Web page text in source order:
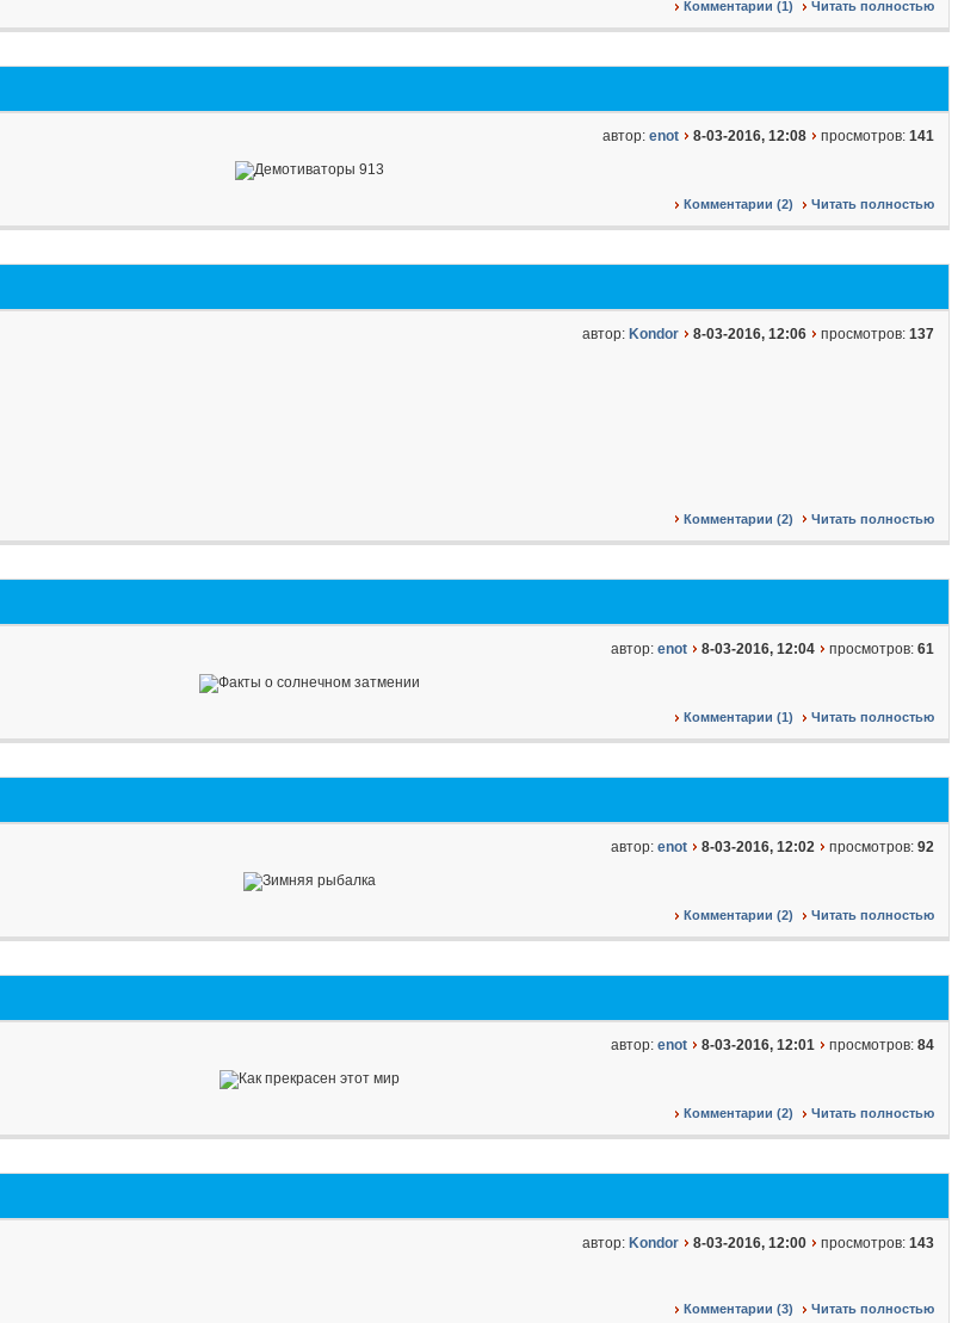
Комментарии (1) Читать полностью
автор: enot 8-03-2016, 12:08 просмотров: 141
Комментарии (2) Читать полностью
автор: Kondor 8-03-2016, 12:06 просмотров: 137
Комментарии (2) Читать полностью
автор: enot 8-03-2016, 12:04 просмотров: 61
Комментарии (1) Читать полностью
автор: enot 8-03-2016, 12:02 просмотров: 92
Комментарии (2) Читать полностью
автор: enot 8-03-2016, 12:01 просмотров: 84
Комментарии (2) Читать полностью
автор: Kondor 8-03-2016, 12:00 просмотров: 143
Комментарии (3) Читать полностью